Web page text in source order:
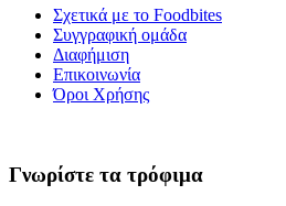
Σχετικά με το Foodbites
Συγγραφική ομάδα
Διαφήμιση
Επικοινωνία
Όροι Χρήσης
Γνωρίστε τα τρόφιμα